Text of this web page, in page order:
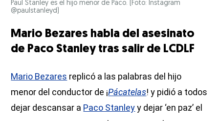
Paul Stanley es el hijo menor de Paco. (Foto: Instagram
@paulstanleyd)
Mario Bezares habla del asesinato
de Paco Stanley tras salir de LCDLF
Mario Bezares replicó a las palabras del hijo
menor del conductor de ¡Pácatelas! y pidió a todos
dejar descansar a Paco Stanleyy dejar ‘en paz’ el